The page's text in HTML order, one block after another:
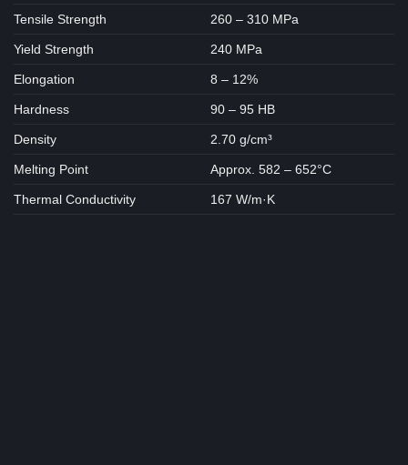
Tensile Strength
260 – 310 MPa
Yield Strength 240 MPa
Elongation 8 – 12%
Hardness 90 – 95 HB
Density 2.70 g/cm³
Melting Point Approx. 582 – 652°C
Thermal Conductivity 167 W/m·K